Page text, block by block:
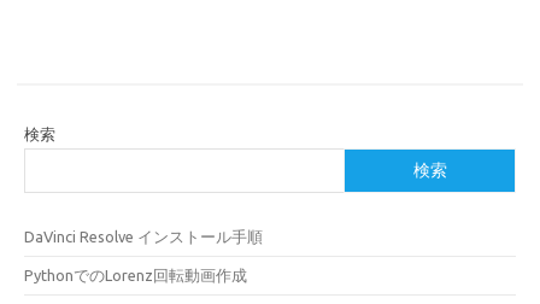
検索
検索
DaVinci Resolve インストール手順
PythonでのLorenz回転動画作成